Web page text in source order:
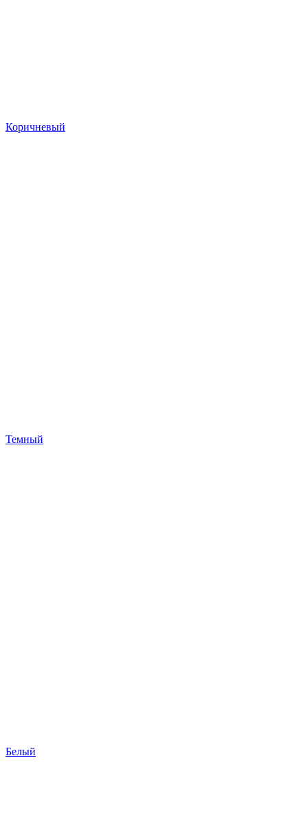
Коричневый
Темный
Белый